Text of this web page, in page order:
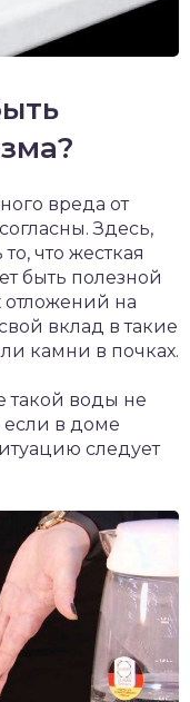
вреда от
Здесь,
что жесткая
быть полезной
отложений на
вклад в такие
камни в почках.
такой воды не
если в доме
следует